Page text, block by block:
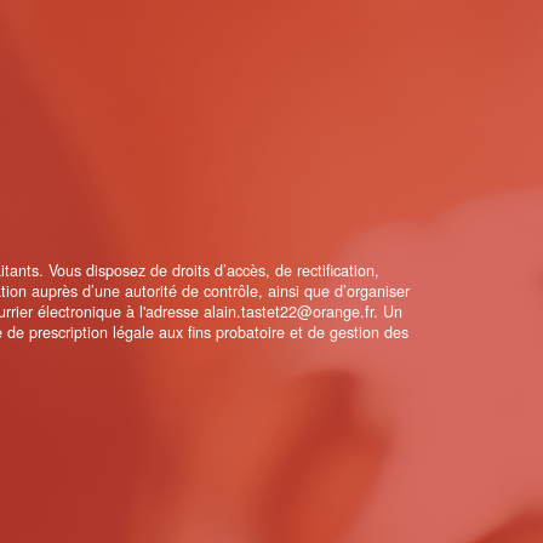
Vous disposez de droits d’accès, de rectification,
auprès d’une autorité de contrôle, ainsi que d’organiser
électronique à l'adresse alain.tastet22@orange.fr. Un
prescription légale aux fins probatoire et de gestion des